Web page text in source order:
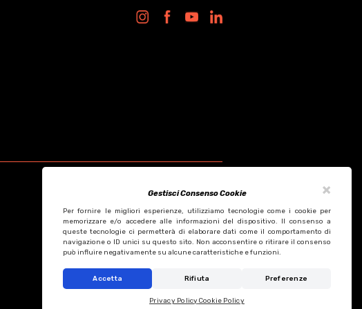
×
Gestisci Consenso Cookie
Per fornire le migliori esperienze, utilizziamo tecnologie come i cookie per
memorizzare e/o accedere alle informazioni del dispositivo. Il consenso a
queste tecnologie ci permetterà di elaborare dati come il comportamento di
navigazione o ID unici su questo sito. Non acconsentire o ritirare il consenso
può influire negativamente su alcune caratteristiche e funzioni.
Accetta Rifiuta Preferenze
Privacy PolicyCookie Policy
Design by KF ADV
Development by Italix.net